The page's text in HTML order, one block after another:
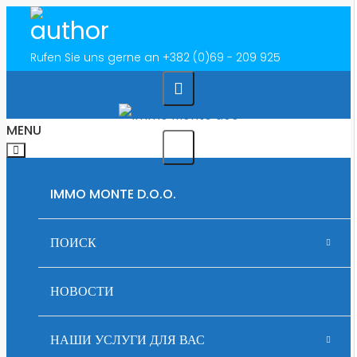
Rufen Sie uns gerne an +382 (0)69 - 209 925
MENU
IMMO MONTE D.O.O.
ПОИСК
ROŽAJE
АРЕНДА НЕДВИЖИМОСТИ В ЧЕРНОГОРИИ
НОВОСТИ
НАШИ УСЛУГИ ДЛЯ ВАС